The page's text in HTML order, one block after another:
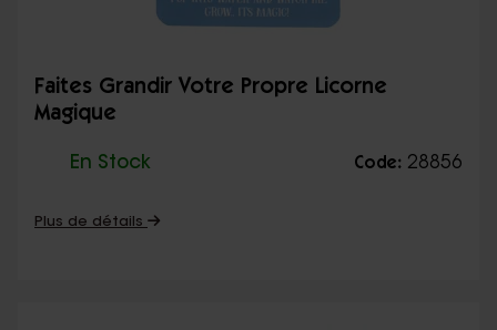
Faites Grandir Votre Propre Licorne
Magique
En Stock Code: 28856
Plus de détails